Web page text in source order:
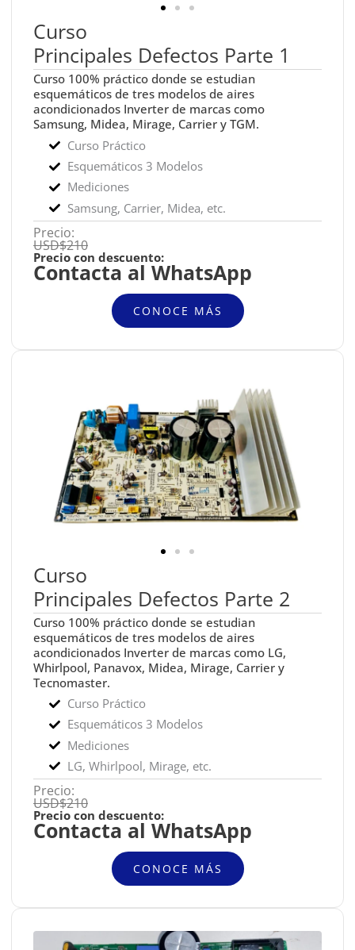
Curso
Principales Defectos Parte 1
Curso 100% práctico donde se estudian
esquemáticos de tres modelos de aires
acondicionados Inverter de marcas como
Samsung, Midea, Mirage, Carrier y TGM.
Curso Práctico
Esquemáticos 3 Modelos
Mediciones
Samsung, Carrier, Midea, etc.
Precio:
USD$210
Precio con descuento:
Contacta al WhatsApp
CONOCE MÁS
Curso
Principales Defectos Parte 2
Curso 100% práctico donde se estudian
esquemáticos de tres modelos de aires
acondicionados Inverter de marcas como LG,
Whirlpool, Panavox, Midea, Mirage, Carrier y
Tecnomaster.
Curso Práctico
Esquemáticos 3 Modelos
Mediciones
LG, Whirlpool, Mirage, etc.
Precio:
USD$210
Precio con descuento:
Contacta al WhatsApp
CONOCE MÁS